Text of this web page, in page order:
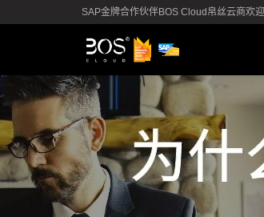
SAP金牌合作伙伴BOS Cloud帛丝云商欢迎